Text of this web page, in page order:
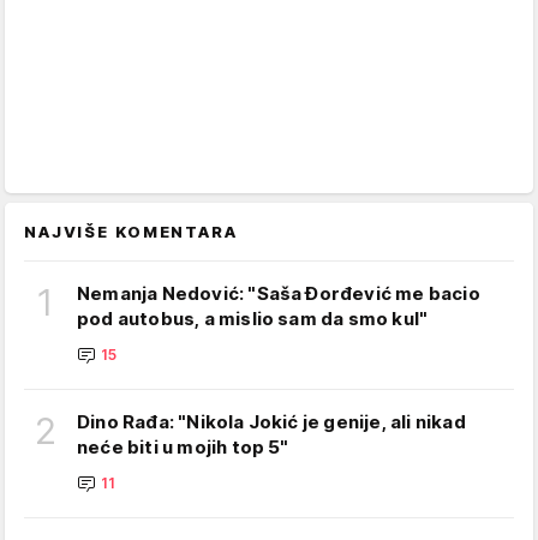
NAJVIŠE KOMENTARA
1
Nemanja Nedović: "Saša Đorđević me bacio
pod autobus, a mislio sam da smo kul"
15
2
Dino Rađa: "Nikola Jokić je genije, ali nikad
neće biti u mojih top 5"
11